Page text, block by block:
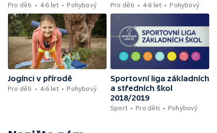
Pro děti
4-6 let Pohybový
Pro děti
4-6 let Pohybový
Jogínci v přírodě
Pro děti
4-6 let Pohybový
Sportovní liga základních
a středních škol
2018/2019
Sport
Pro děti Pohybový